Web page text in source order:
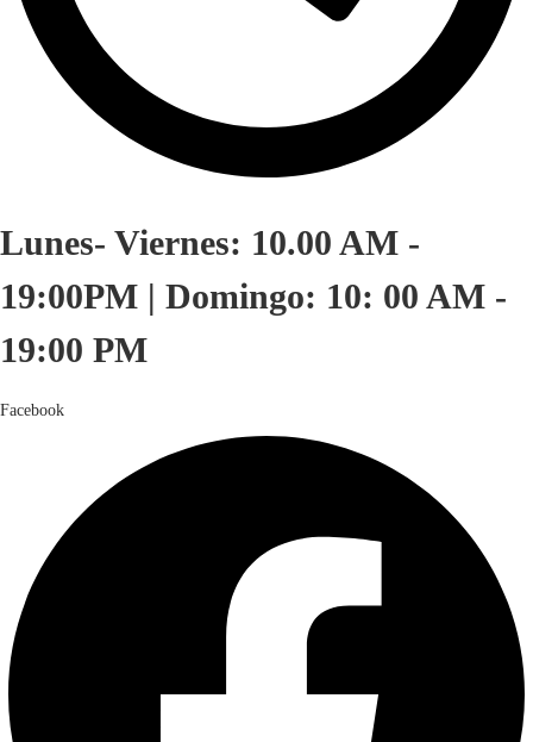
Lunes- Viernes: 10.00 AM -
19:00PM | Domingo: 10: 00 AM -
19:00 PM
Facebook